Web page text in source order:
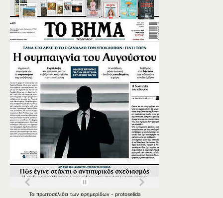
Τα πρωτοσέλιδα των εφημερίδων - protoselida